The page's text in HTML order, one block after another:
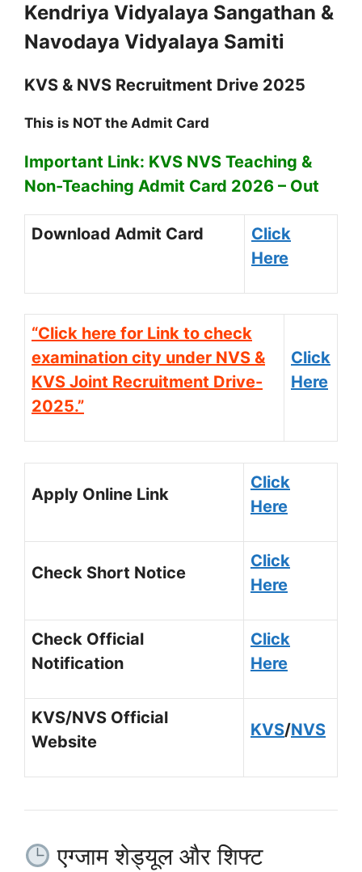
Kendriya Vidyalaya Sangathan &
Navodaya Vidyalaya Samiti
KVS & NVS Recruitment Drive 2025
This is NOT the Admit Card
Important Link: KVS NVS Teaching &
Non-Teaching Admit Card 2026 – Out
Download Admit Card
Click
Here
“Click here for Link to check
examination city under NVS &
KVS Joint Recruitment Drive-
2025.”
Click
Here
Apply Online Link
Click
Here
Check Short Notice
Click
Here
Check Official
Notification
Click
Here
KVS/NVS Official
Website
KVS/NVS
एग्जाम शेड्यूल और शिफ्ट